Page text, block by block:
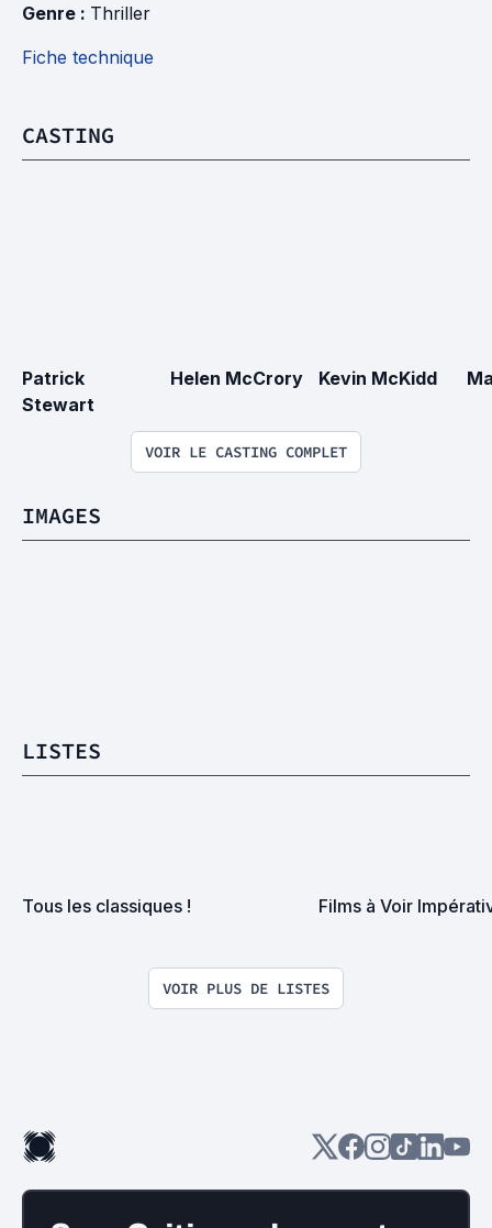
Genre : Thriller
Fiche technique
CASTING
Patrick
Stewart
Helen McCrory Kevin McKidd
VOIR LE CASTING COMPLET
IMAGES
LISTES
Tous les classiques ! Films à Voir
VOIR PLUS DE LISTES